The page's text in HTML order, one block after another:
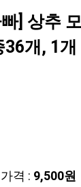
] 상추
개, 1개
가격 : 9,500원